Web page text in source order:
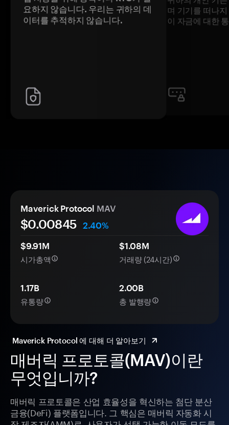
요하지 않습니다. 우리는 귀하의 데
이터를 추적하지 않습니다.
며 기기를 떠나
이 자금에 대한
매버릭 프로토콜(MAV)이란
무엇입니까?
매버릭 프로토콜은 산업 효율성을 혁신하는 첨단 분산
금융(DeFi) 플랫폼입니다. 그 핵심은 매버릭 자동화 시
Maverick Protocol MAV
$0.00845
2.40%
$9.91M
시가총액
$1.08M
거래량 (24시간)
1.17B
유통량
2.00B
총 발행량
Maverick Protocol 에 대해 더 알아보기